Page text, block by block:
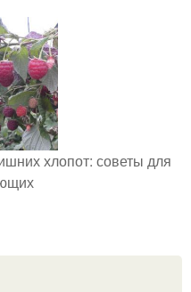
хлопот: советы для